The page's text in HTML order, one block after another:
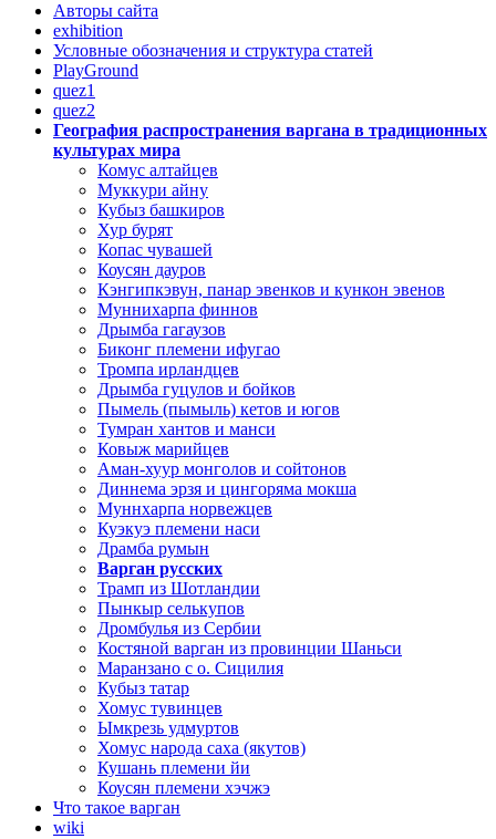
Авторы сайта
exhibition
Условные обозначения и структура статей
PlayGround
quez1
quez2
География распространения варгана в традиционных
культурах мира
Комус алтайцев
Муккури айну
Кубыз башкиров
Хур бурят
Копас чувашей
Коусян дауров
Кэнгипкэвун, панар эвенков и кункон эвенов
Муннихарпа финнов
Дрымба гагаузов
Биконг племени ифугао
Тромпа ирландцев
Дрымба гуцулов и бойков
Пымель (пымыль) кетов и югов
Тумран хантов и манси
Ковыж марийцев
Аман-хуур монголов и сойтонов
Диннема эрзя и цингоряма мокша
Муннхарпа норвежцев
Куэкуэ племени наси
Драмба румын
Варган русских
Трамп из Шотландии
Пынкыр селькупов
Дромбулья из Сербии
Костяной варган из провинции Шаньси
Маранзано с о. Сицилия
Кубыз татар
Хомус тувинцев
Ымкрезь удмуртов
Хомус народа саха (якутов)
Кушань племени йи
Коусян племени хэчжэ
Что такое варган
wiki